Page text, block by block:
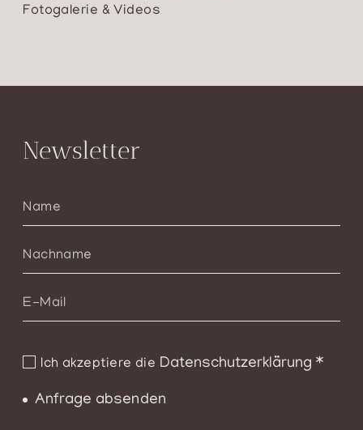
Fotogalerie & Videos
Newsletter
Ich akzeptiere die Datenschutzerklärung*
Anfrage absenden